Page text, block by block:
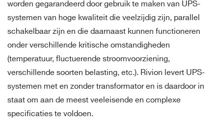
worden gegarandeerd door gebruik te maken van UPS-
systemen van hoge kwaliteit die veelzijdig zijn, parallel
schakelbaar zijn en die daarnaast kunnen functioneren
onder verschillende kritische omstandigheden
(temperatuur, fluctuerende stroomvoorziening,
verschillende soorten belasting, etc.). Rivion levert UPS-
systemen met en zonder transformator en is daardoor in
staat om aan de meest veeleisende en complexe
specificaties te voldoen.